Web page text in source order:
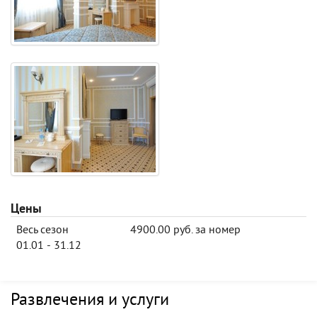
Цены
Весь сезон
01.01 - 31.12
4900.00 руб. за номер
Развлечения и услуги